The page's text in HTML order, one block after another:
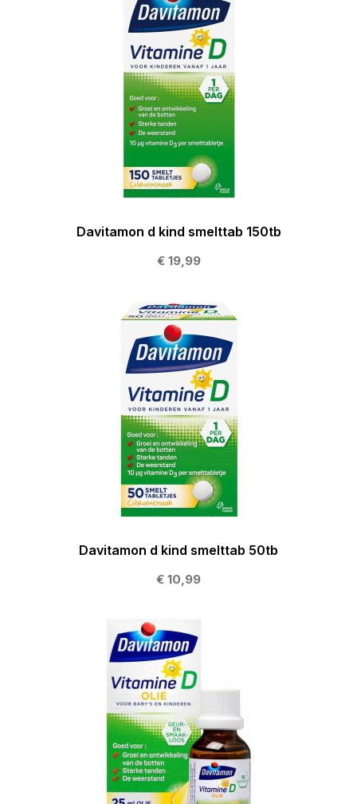
Davitamon d kind smelttab 150tb
€ 19,99
Davitamon d kind smelttab 50tb
€ 10,99